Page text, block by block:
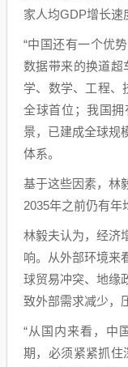
家人均GDP增长速
“中国还有一个优
数据带来的换道超
学、数学、工程、
全球首位；我国
景，已建成全球规
体系。
基于这些因素，林
2035年之前仍有年
林毅夫认为，经济
响。从外部环境来
球贸易冲突、地缘
致外部需求减少，
“从国内来看，中
期，必须紧紧抓住